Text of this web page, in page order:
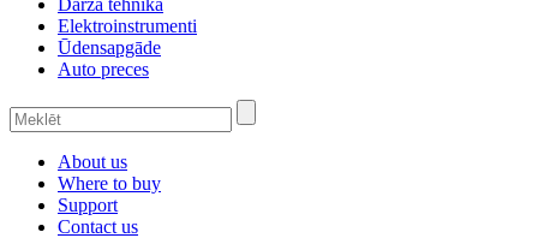
Dārza tehnika
Elektroinstrumenti
Ūdensapgāde
Auto preces
About us
Where to buy
Support
Contact us